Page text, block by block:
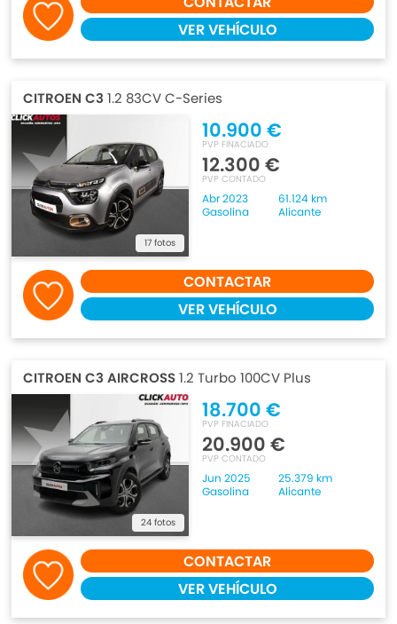
VER VEHÍCULO
CITROEN C3 1.2 83CV C-Series
17 fotos
10.900 €
PVP FINACIADO
12.300 €
PVP CONTADO
Abr 2023
61.124 km
Gasolina
Alicante
CONTACTAR
VER VEHÍCULO
CITROEN C3 AIRCROSS1.2 Turbo 100CV Plus
24 fotos
18.700 €
PVP FINACIADO
20.900 €
PVP CONTADO
Jun 2025
25.379 km
Gasolina
Alicante
CONTACTAR
VER VEHÍCULO